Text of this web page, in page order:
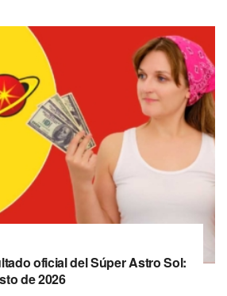
oficial del Súper Astro Sol:
de 2026